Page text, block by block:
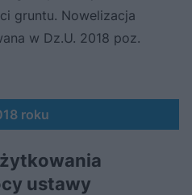
gruntu. Nowelizacja
w Dz.U. 2018 poz.
roku
ustawy